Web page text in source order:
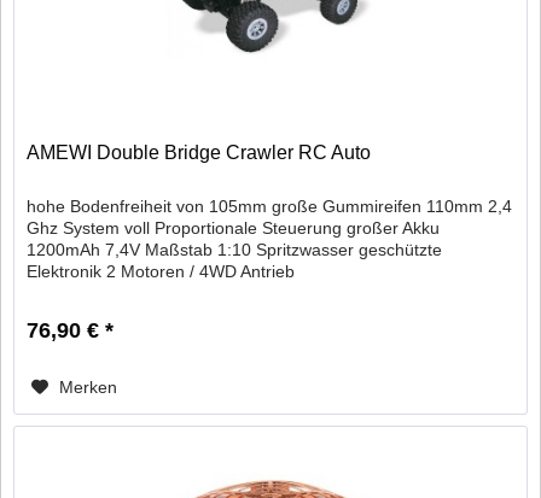
AMEWI Double Bridge Crawler RC Auto
hohe Bodenfreiheit von 105mm große Gummireifen 110mm 2,4
Ghz System voll Proportionale Steuerung großer Akku
1200mAh 7,4V Maßstab 1:10 Spritzwasser geschützte
Elektronik 2 Motoren / 4WD Antrieb
76,90 € *
Merken